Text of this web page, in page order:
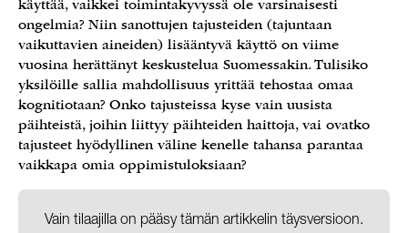
käyttää, vaikkei toimintakyvyssä ole varsinaisesti
ongelmia? Niin sanottujen tajusteiden (tajuntaan
vaikuttavien aineiden) lisääntyvä käyttö on viime
vuosina herättänyt keskustelua Suomessakin. Tulisiko
yksilöille sallia mahdollisuus yrittää tehostaa omaa
kognitiotaan? Onko tajusteissa kyse vain uusista
päihteistä, joihin liittyy päihteiden haittoja, vai ovatko
tajusteet hyödyllinen väline kenelle tahansa parantaa
vaikkapa omia oppimistuloksiaan?
Vain tilaajilla on pääsy tämän artikkelin täysversioon.